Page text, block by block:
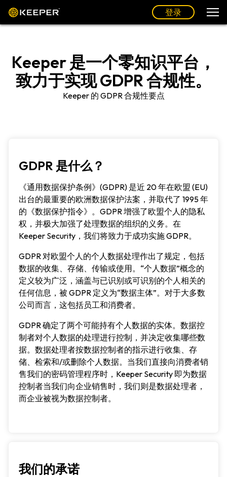
登录
Keeper 是一个零知识平台，
致力于实现 GDPR 合规性。
Keeper 的 GDPR 合规性要点
GDPR 是什么？
《通用数据保护条例》(GDPR) 是近 20 年在欧盟 (EU)
出台的最重要的欧洲数据保护法案，并取代了 1995 年
的《数据保护指令》。GDPR 增强了欧盟个人的隐私
权，并极大加强了处理数据的组织的义务。在
Keeper Security，我们将致力于成功实施 GDPR。
GDPR 对欧盟个人的个人数据处理作出了规定，包括
数据的收集、存储、传输或使用。“个人数据”概念的
定义较为广泛，涵盖与已识别或可识别的个人相关的
任何信息，被 GDPR 定义为“数据主体”。对于大多数
公司而言，这包括员工和消费者。
GDPR 确定了两个可能持有个人数据的实体。数据控
制者对个人数据的处理进行控制，并决定收集哪些数
据。数据处理者按数据控制者的指示进行收集、存
储、检索和/或删除个人数据。当我们直接向消费者销
售我们的密码管理程序时，Keeper Security 即为数据
控制者当我们向企业销售时，我们则是数据处理者，
而企业被视为数据控制者。
我们的承诺